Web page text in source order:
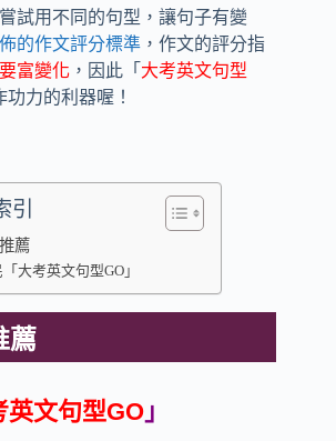
試用不同的句型，讓句子有變
的作文評分標準 ，作文的評分指
富變化 ，因此「 大考英文句型
功力的利器喔！
引
薦
大考英文句型GO」
薦
英文句型GO 」